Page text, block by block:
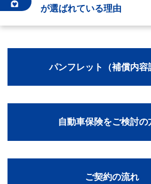
が選ばれている理由
パンフレット（補償内容
自動車保険をご検討の
ご契約の流れ